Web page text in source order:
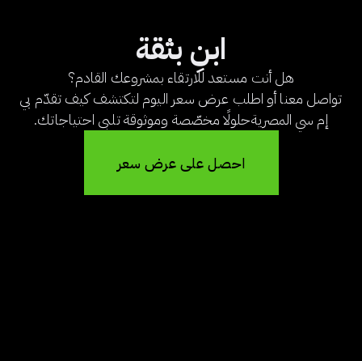
ابنِ بثقة
هل أنت مستعد للارتقاء بمشروعك القادم؟
تواصل معنا أو اطلب عرض سعر اليوم لتكتشف كيف تقدّم بي
إم سي المصريةحلولًا مخصّصة وموثوقة تلبي احتياجاتك.
احصل على عرض سعر